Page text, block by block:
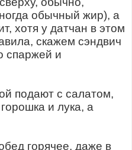
обычный жир), а
хотя у датчан в этом
скажем сэндвич
спаржей и
подают с салатом,
и лука, а
горячее, даже в